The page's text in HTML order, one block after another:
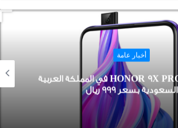
أخبار عامة
إطلاق ﻫﺎﺗﻒ HONOR 9X PRO في ﺍﻟﻤﻤﻠﻜﺔ ﺍﻟﻌﺮﺑﻴﺔ
ﺍﻟﺴﻌﻮﺩﻳﺔ ﺑﺴﻌﺮ 999 ﺭﻳﺎﻝ